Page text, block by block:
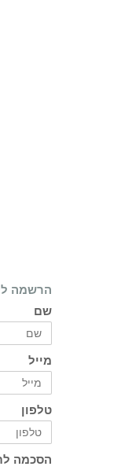
הרשמה
שם
מייל
טלפון
הסכמה